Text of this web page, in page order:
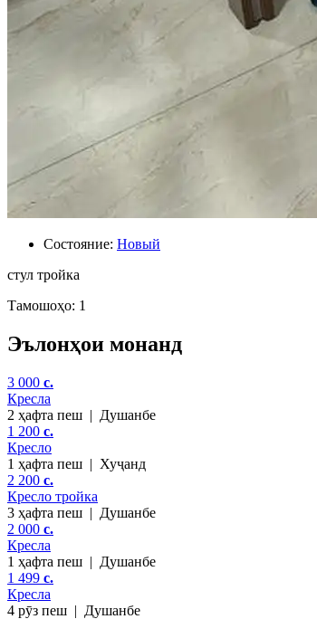
Состояние: Новый
стул тройка
Тамошоҳо: 1
Эълонҳои монанд
3 000 c.
Кресла
2 ҳафта пеш | Душанбе
1 200 c.
Кресло
1 ҳафта пеш | Хуҷанд
2 200 c.
Кресло тройка
3 ҳафта пеш | Душанбе
2 000 c.
Кресла
1 ҳафта пеш | Душанбе
1 499 c.
Кресла
4 рӯз пеш | Душанбе